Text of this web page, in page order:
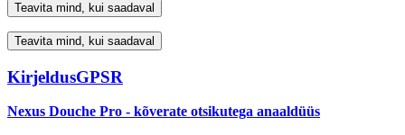
Teavita mind, kui saadaval
Teavita mind, kui saadaval
KirjeldusGPSR
Nexus Douche Pro - kõverate otsikutega anaaldüüs